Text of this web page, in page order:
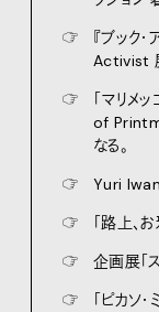
☞
『ブック
Activist
☞
「マリ
of
なる。
☞
Yuri
☞
「路上、
☞
企画展「
☞
「ピカソ